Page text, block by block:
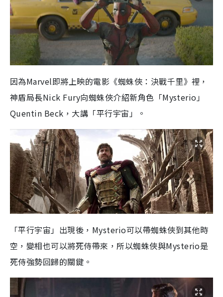
因為Marvel即將上映的電影《蜘蛛俠：決戰千里》裡，
神盾局長Nick Fury向蜘蛛俠介紹新角色「Mysterio」
Quentin Beck，大講「平行宇宙」。
「平行宇宙」出現後，Mysterio可以帶蜘蛛俠到其他時
空，變相也可以將死侍帶來，所以蜘蛛俠與Mysterio是
死侍強勢回歸的關鍵。